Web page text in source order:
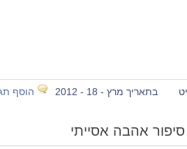
בתאריך מרץ - 18 - 2012 הוסף
אהבה אסייתי